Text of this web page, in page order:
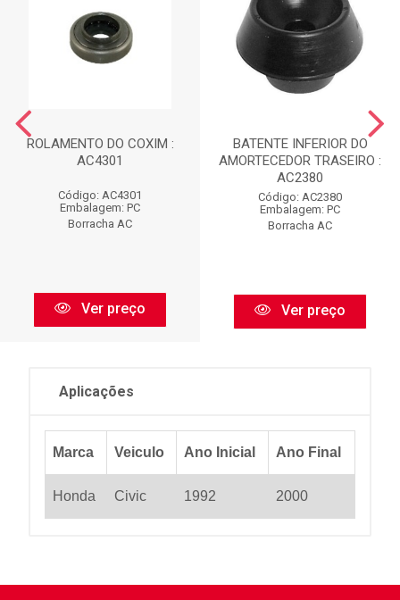
ROLAMENTO DO COXIM :
AC4301
Código: AC4301
Embalagem: PC
Borracha AC
Ver preço
BATENTE INFERIOR DO
AMORTECEDOR TRASEIRO :
AC2380
Código: AC2380
Embalagem: PC
Borracha AC
Ver preço
Aplicações
Marca Veiculo Ano Inicial Ano Final
Honda Civic 1992 2000